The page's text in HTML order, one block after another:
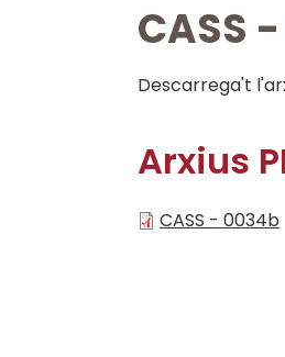
CASS -
Descarrega't
Arxius
CASS - 0034b